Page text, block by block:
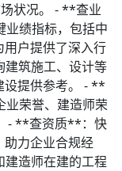
状况。 - **查业
绩指标，包括中
户提供了深入行
筑施工、设计等
设提供参考。 - **
荣誉、建造师荣
- **查资质**：快
力企业合规经
造师在建的工程